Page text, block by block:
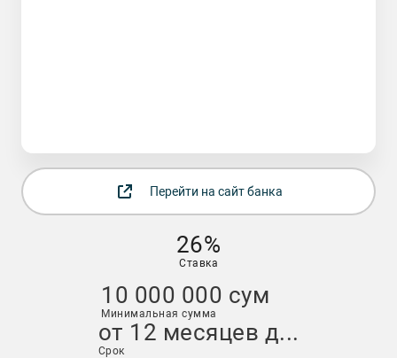
Перейти на сайт банка
26%
Ставка
10 000 000 сум
Минимальная сумма
от 12 месяцев д...
Срок